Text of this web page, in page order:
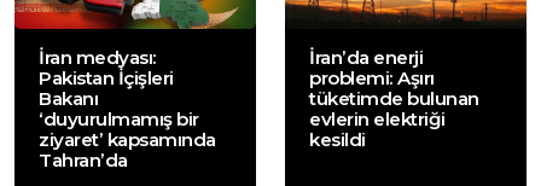
İran medyası:
Pakistan İçişleri
Bakanı
‘duyurulmamış bir
ziyaret’ kapsamında
Tahran’da
İran’da enerji
problemi: Aşırı
tüketimde bulunan
evlerin elektriği
kesildi